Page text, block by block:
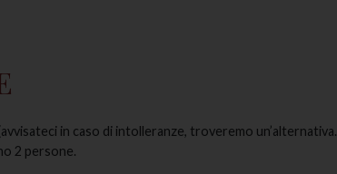
in caso di intolleranze, troveremo un’alternativa.
2 persone.